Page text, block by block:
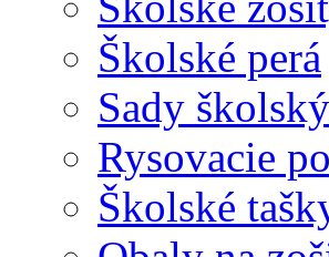
Školské perá
Sady
Rysovacie
Školské